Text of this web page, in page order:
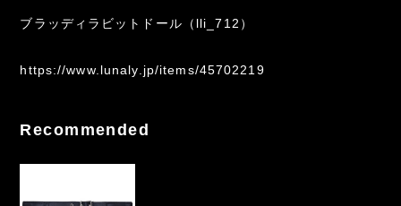
ブラッディラビットドール（lli_712）
https://www.lunaly.jp/items/45702219
Recommended